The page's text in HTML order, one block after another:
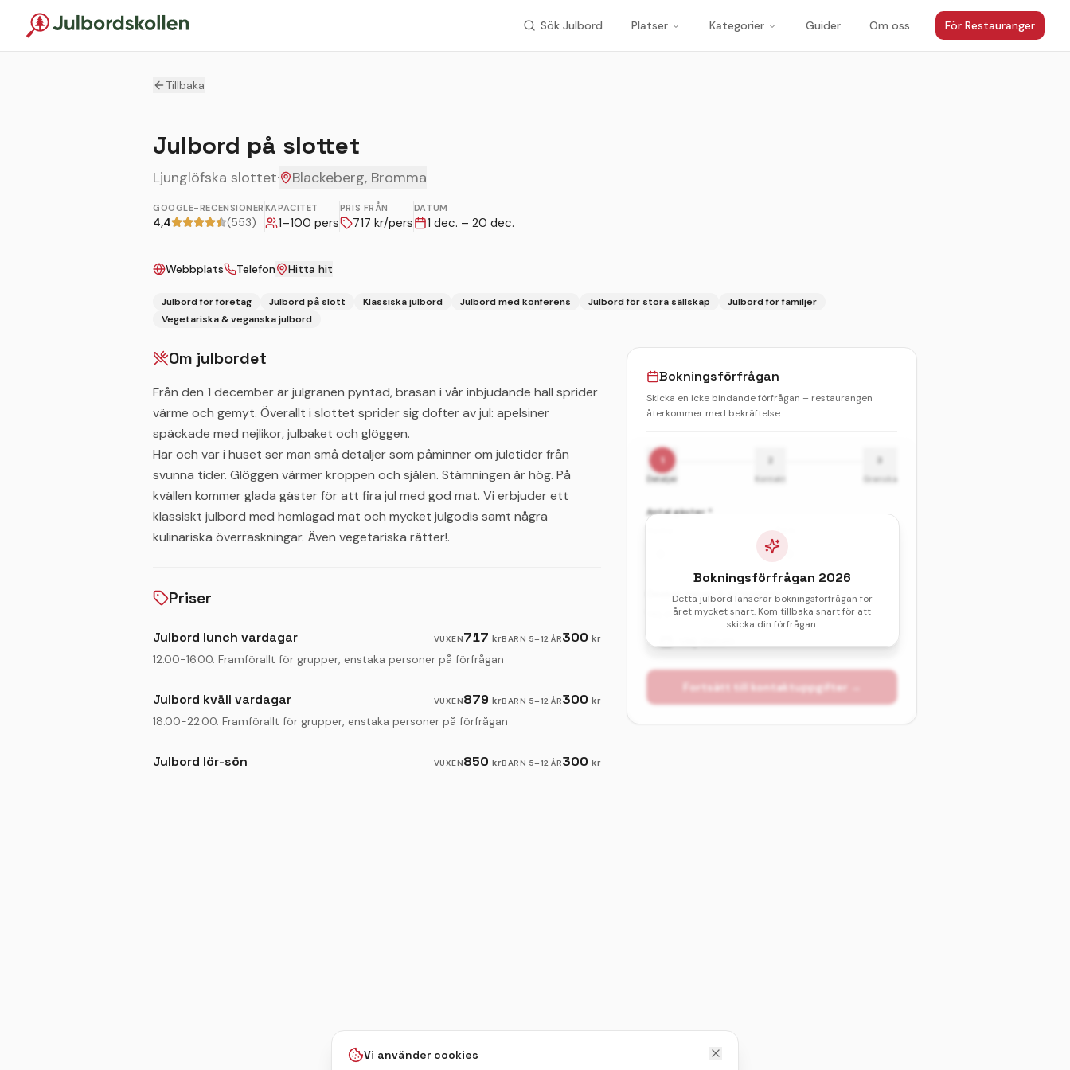
Sök Julbord Platser Kategorier Guider Om oss För Restauranger
Tillbaka
Julbord på slottet
Ljunglöfska slottet· Blackeberg, Bromma
GOOGLE-RECENSIONER
4,4 (553)
KAPACITET
1–100 pers
PRIS FRÅN
717 kr/pers
DATUM
1 dec. – 20 dec.
Webbplats Telefon Hitta hit
Julbord för företag Julbord på slott Klassiska julbord Julbord med konferens Julbord för stora sällskap
Julbord för familjer
Vegetariska & veganska julbord
Om julbordet
Från den 1 december är julgranen pyntad, brasan i vår inbjudande hall sprider
värme och gemyt. Överallt i slottet sprider sig dofter av jul: apelsiner
späckade med nejlikor, julbaket och glöggen.
Här och var i huset ser man små detaljer som påminner om juletider från
svunna tider. Glöggen värmer kroppen och själen. Stämningen är hög. På
kvällen kommer glada gäster för att fira jul med god mat. Vi erbjuder ett
klassiskt julbord med hemlagad mat och mycket julgodis samt några
kulinariska överraskningar. Även vegetariska rätter!.
Priser
Julbord lunch vardagar VUXEN717 krBARN 5–12 ÅR300 kr
12.00-16.00. Framförallt för grupper, enstaka personer på förfrågan
Julbord kväll vardagar VUXEN879 krBARN 5–12 ÅR300 kr
18.00-22.00. Framförallt för grupper, enstaka personer på förfrågan
Julbord lör-sön VUXEN850 krBARN 5–12 ÅR300 kr
Bokningsförfrågan
Skicka en icke bindande förfrågan – restaurangen
återkommer med bekräftelse.
1
Detaljer Kontakt
3
Granska
Antal gäster *
Barn
Önskat datum & sittningstid *
Välj ditt förstaval av datum och tid.
Fortsätt till kontaktuppgifter →
Bokningsförfrågan 2026
Detta julbord lanserar bokningsförfrågan för
året mycket snart. Kom tillbaka snart för att
skicka din förfrågan.
Vi använder cookies